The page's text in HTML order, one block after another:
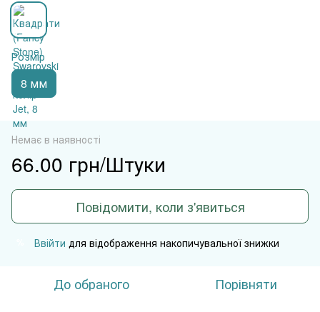
Розмір
8 мм
Немає в наявності
66.00 грн/Штуки
Повідомити, коли з'явиться
Ввійти для відображення накопичувальної знижки
До обраного Порівняти